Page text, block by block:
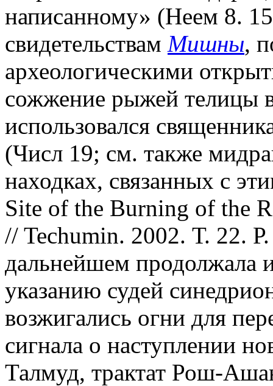
написанному» (Неем 8.
свидетельствам Мишны,
археологическими
сожжение рыжей телицы
использовался
(Числ 19; см. также
находках, связанных с
Site of the Burning of the
// Techumin. 2002. Т. 22.
дальнейшем продолжала
указанию судей
возжигались огни для
сигнала о наступлении
Талмуд, трактат Рош-